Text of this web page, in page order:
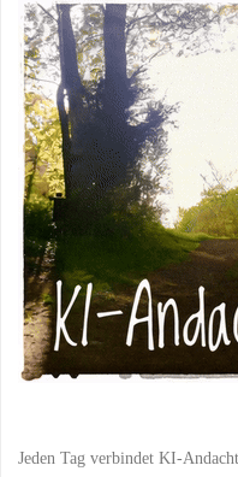
Jeden Tag verbindet KI-